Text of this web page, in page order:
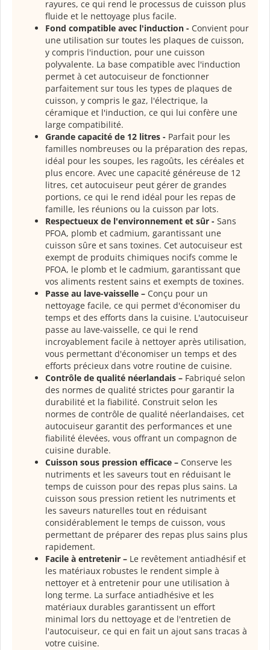
rayures, ce qui rend le processus de cuisson plus
fluide et le nettoyage plus facile.
Fond compatible avec l'induction - Convient pour
une utilisation sur toutes les plaques de cuisson,
y compris l'induction, pour une cuisson
polyvalente. La base compatible avec l'induction
permet à cet autocuiseur de fonctionner
parfaitement sur tous les types de plaques de
cuisson, y compris le gaz, l'électrique, la
céramique et l'induction, ce qui lui confère une
large compatibilité.
Grande capacité de 12 litres - Parfait pour les
familles nombreuses ou la préparation des repas,
idéal pour les soupes, les ragoûts, les céréales et
plus encore. Avec une capacité généreuse de 12
litres, cet autocuiseur peut gérer de grandes
portions, ce qui le rend idéal pour les repas de
famille, les réunions ou la cuisson par lots.
Respectueux de l'environnement et sûr - Sans
PFOA, plomb et cadmium, garantissant une
cuisson sûre et sans toxines. Cet autocuiseur est
exempt de produits chimiques nocifs comme le
PFOA, le plomb et le cadmium, garantissant que
vos aliments restent sains et exempts de toxines.
Passe au lave-vaisselle – Conçu pour un
nettoyage facile, ce qui permet d'économiser du
temps et des efforts dans la cuisine. L'autocuiseur
passe au lave-vaisselle, ce qui le rend
incroyablement facile à nettoyer après utilisation,
vous permettant d'économiser un temps et des
efforts précieux dans votre routine de cuisine.
Contrôle de qualité néerlandais – Fabriqué selon
des normes de qualité strictes pour garantir la
durabilité et la fiabilité. Construit selon les
normes de contrôle de qualité néerlandaises, cet
autocuiseur garantit des performances et une
fiabilité élevées, vous offrant un compagnon de
cuisine durable.
Cuisson sous pression efficace – Conserve les
nutriments et les saveurs tout en réduisant le
temps de cuisson pour des repas plus sains. La
cuisson sous pression retient les nutriments et
les saveurs naturelles tout en réduisant
considérablement le temps de cuisson, vous
permettant de préparer des repas plus sains plus
rapidement.
Facile à entretenir – Le revêtement antiadhésif et
les matériaux robustes le rendent simple à
nettoyer et à entretenir pour une utilisation à
long terme. La surface antiadhésive et les
matériaux durables garantissent un effort
minimal lors du nettoyage et de l'entretien de
l'autocuiseur, ce qui en fait un ajout sans tracas à
votre cuisine.